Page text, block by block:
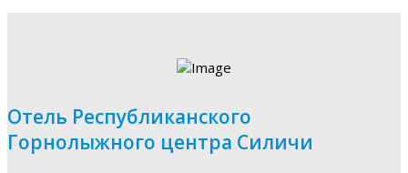
Отель Республиканского
Горнолыжного центра Силичи